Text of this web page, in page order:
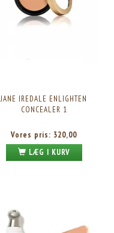
JANE IREDALE ENLIGHTEN
CONCEALER 1
Vores pris: 320,00
LÆG I KURV